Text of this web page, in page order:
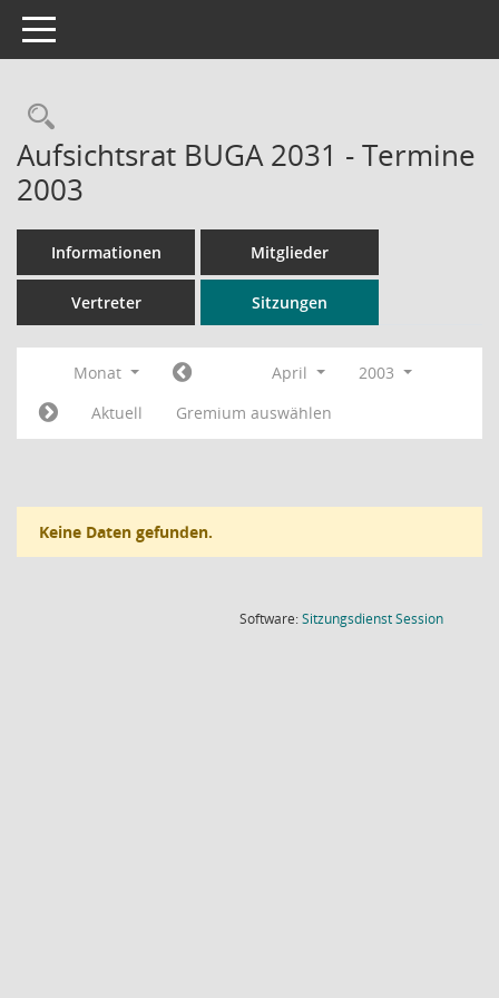
Toggle navigation
Rechercheauswahl
Aufsichtsrat BUGA 2031 - Termine
2003
Informationen Mitglieder
Vertreter Sitzungen
Monat April
2003
Aktuell
Gremium auswählen
Keine Daten gefunden.
Software:SitzungsdienstSession(Wird in